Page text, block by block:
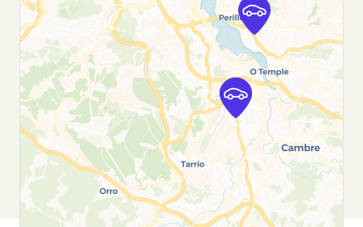
Coruña (A), 15008
Ver agencia